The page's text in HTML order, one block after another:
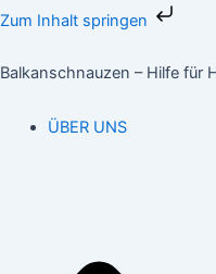
Zum Inhalt springen
Zum
springen
Balkanschnauzen – Hilfe für
ÜBER UNS